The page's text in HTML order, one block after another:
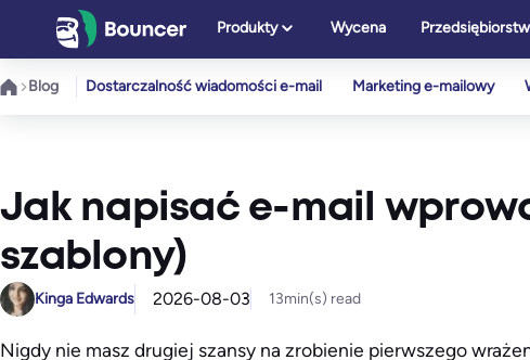
treści
Produkty Wycena
Blog Dostarczalność wiadomości e-mail Marketing e-mailowy
Jak napisać e-mail
szablony)
Kinga Edwards 2026-08-03 13min(s) read
Nigdy nie masz drugiej szansy na zrobienie pierwszego